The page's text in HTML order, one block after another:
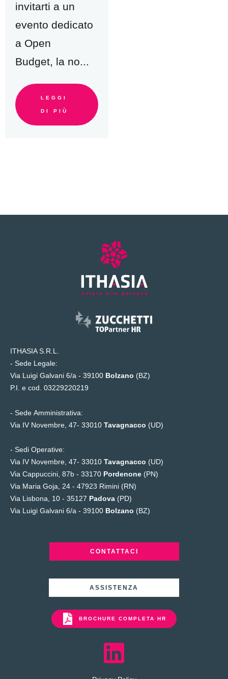
invitarti a un
evento dedicato
a Open
Budget, la no...
LEGGI
DI PIÙ
ITHASIA S.R.L.
- Sede Legale:
Via Luigi Galvani 6/a - 39100 Bolzano (BZ)
P.I. e cod. 03229220219
- Sede Amministrativa:
Via IV Novembre, 47- 33010 Tavagnacco (UD)
- Sedi Operative:
Via IV Novembre, 47- 33010 Tavagnacco (UD)
Via Cappuccini, 87b - 33170 Pordenone (PN)
Via Maria Goja, 24 - 47923 Rimini (RN)
Via Lisbona, 10 - 35127 Padova (PD)
Via Luigi Galvani 6/a - 39100 Bolzano (BZ)
CONTATTACI
ASSISTENZA
BROCHURE COMPLETA HR